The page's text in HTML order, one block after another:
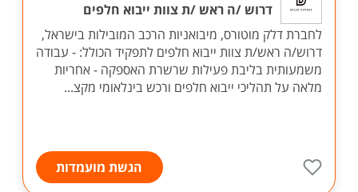
דרוש /ה ראש /ת צוות ייבוא חלפים
לחברת דלק מוטורס, מיבואניות הרכב המובילות בישראל,
דרוש/ה ראש/ת צוות ייבוא חלפים לתפקיד הכולל: - עבודה
משמעותית בליבת פעילות שרשרת האספקה - אחריות
מלאה על תהליכי ייבוא חלפים ורכש בינלאומי מקצ...
הגשת מועמדות